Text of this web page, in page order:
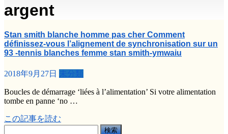
argent
Stan smith blanche homme pas cher Comment
définissez-vous l’alignement de synchronisation sur un
93 -tennis blanches femme stan smith-ymwaiu
2018年9月27日 未分類
Boucles de démarrage ‘liées à l’alimentation’ Si votre alimentation
tombe en panne ‘no …
この記事を読む